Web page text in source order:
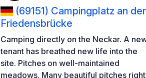
(69151) Campingplatz an der
Friedensbrücke
Camping directly on the Neckar. A
tenant has breathed new life into the
site. Pitches on well-maintained
meadows. Many beautiful pitches right